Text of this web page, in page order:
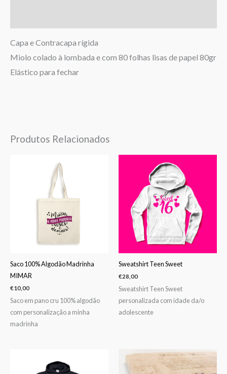
Capa e Contracapa rígida
Miolo colado à lombada e com 80 folhas lisas de papel 80gr
Elástico para fechar
Produtos Relacionados
Saco 100% Algodão Madrinha
MIMAR
€10,00
Saco em pano cru 100% algodão
com personalização a minha
madrinha
Sweatshirt Teen Sweet
€28,00
Sweatshirt Teen Sweet
personalizada com idade da/o
adolescente